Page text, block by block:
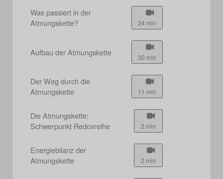
Was passiert in der
Atmungskette?
24 min
Aufbau der Atmungskette 30 min
Der Weg durch die
Atmungskette
11 min
Die Atmungskette:
Schwerpunkt Redoxreihe
2 min
Energiebilanz der
Atmungskette
2 min